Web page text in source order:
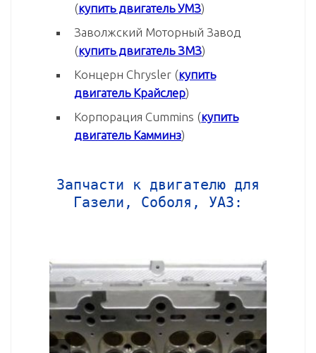
(купить двигатель УМЗ)
Заволжский Моторный Завод
(купить двигатель ЗМЗ)
Концерн Chrysler (купить
двигатель Крайслер)
Корпорация Cummins (купить
двигатель Камминз)
Запчасти к двигателю для
Газели, Соболя, УАЗ: